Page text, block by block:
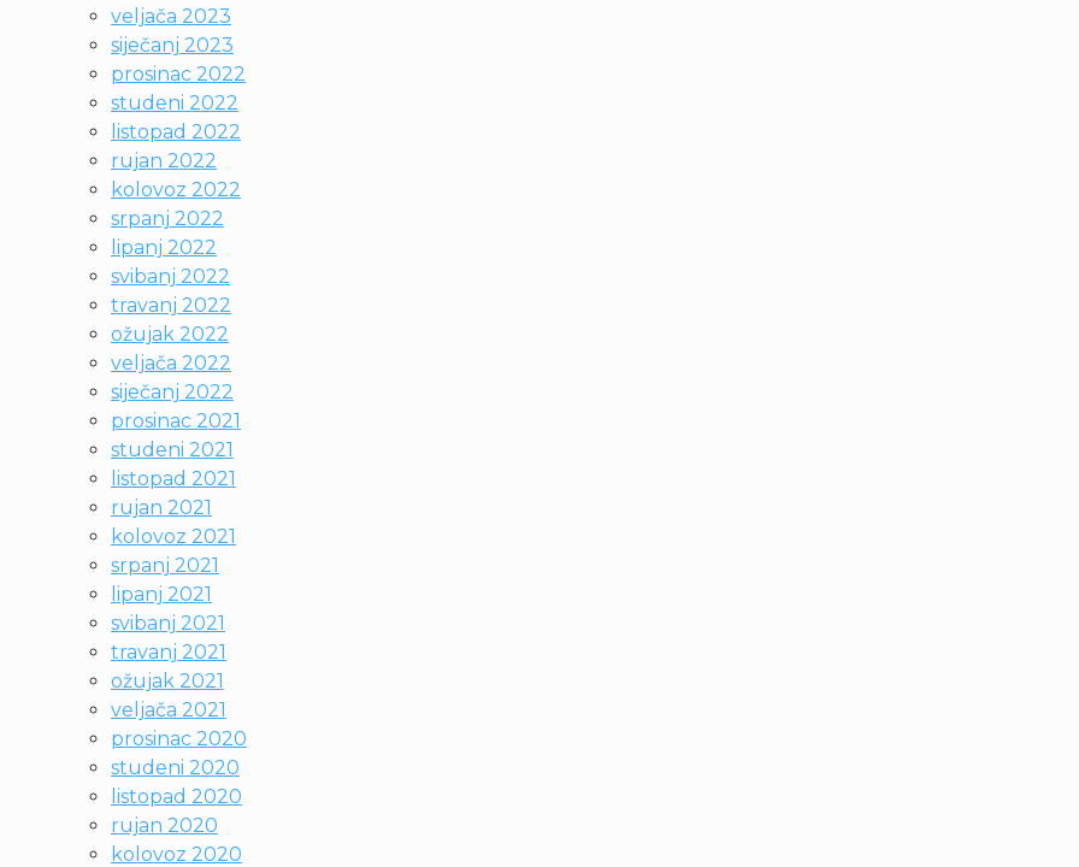
veljača 2023
siječanj 2023
prosinac 2022
studeni 2022
listopad 2022
rujan 2022
kolovoz 2022
srpanj 2022
lipanj 2022
svibanj 2022
travanj 2022
ožujak 2022
veljača 2022
siječanj 2022
prosinac 2021
studeni 2021
listopad 2021
rujan 2021
kolovoz 2021
srpanj 2021
lipanj 2021
svibanj 2021
travanj 2021
ožujak 2021
veljača 2021
prosinac 2020
studeni 2020
listopad 2020
rujan 2020
kolovoz 2020